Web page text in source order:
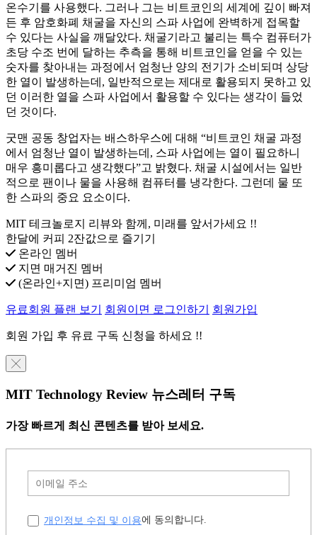
온수기를 사용했다. 그러나 그는 비트코인의 세계에 깊이 빠져
든 후 암호화폐 채굴을 자신의 스파 사업에 완벽하게 접목할
수 있다는 사실을 깨달았다. 채굴기라고 불리는 특수 컴퓨터가
초당 수조 번에 달하는 추측을 통해 비트코인을 얻을 수 있는
숫자를 찾아내는 과정에서 엄청난 양의 전기가 소비되며 상당
한 열이 발생하는데, 일반적으로는 제대로 활용되지 못하고 있
던 이러한 열을 스파 사업에서 활용할 수 있다는 생각이 들었
던 것이다.
굿맨 공동 창업자는 배스하우스에 대해 “비트코인 채굴 과정
에서 엄청난 열이 발생하는데, 스파 사업에는 열이 필요하니
매우 흥미롭다고 생각했다”고 밝혔다. 채굴 시설에서는 일반
적으로 팬이나 물을 사용해 컴퓨터를 냉각한다. 그런데 물 또
한 스파의 중요 요소이다.
MIT 테크놀로지 리뷰와 함께, 미래를 앞서가세요 !!
한달에 커피 2잔값으로 즐기기
온라인 멤버
지면 매거진 멤버
(온라인+지면) 프리미엄 멤버
유료회원 플랜 보기 회원이면 로그인하기 회원가입
회원 가입 후 유료 구독 신청을 하세요 !!
╳
MIT Technology Review 뉴스레터 구독
가장 빠르게 최신 콘텐츠를 받아 보세요.
개인정보 수집 및 이용에 동의합니다.